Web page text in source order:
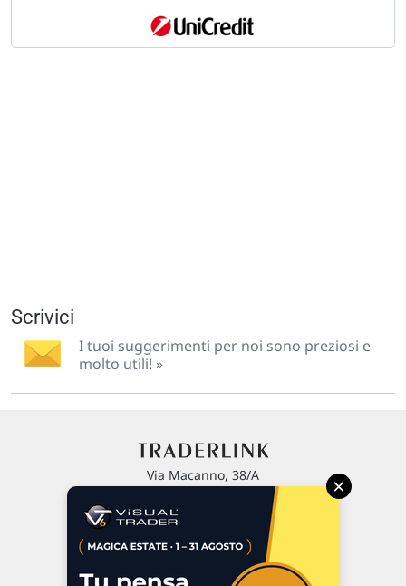
Scrivici
I tuoi suggerimenti per noi sono preziosi e
molto utili! »
Via Macanno, 38/A
P.IVA 02 452 460 401
×